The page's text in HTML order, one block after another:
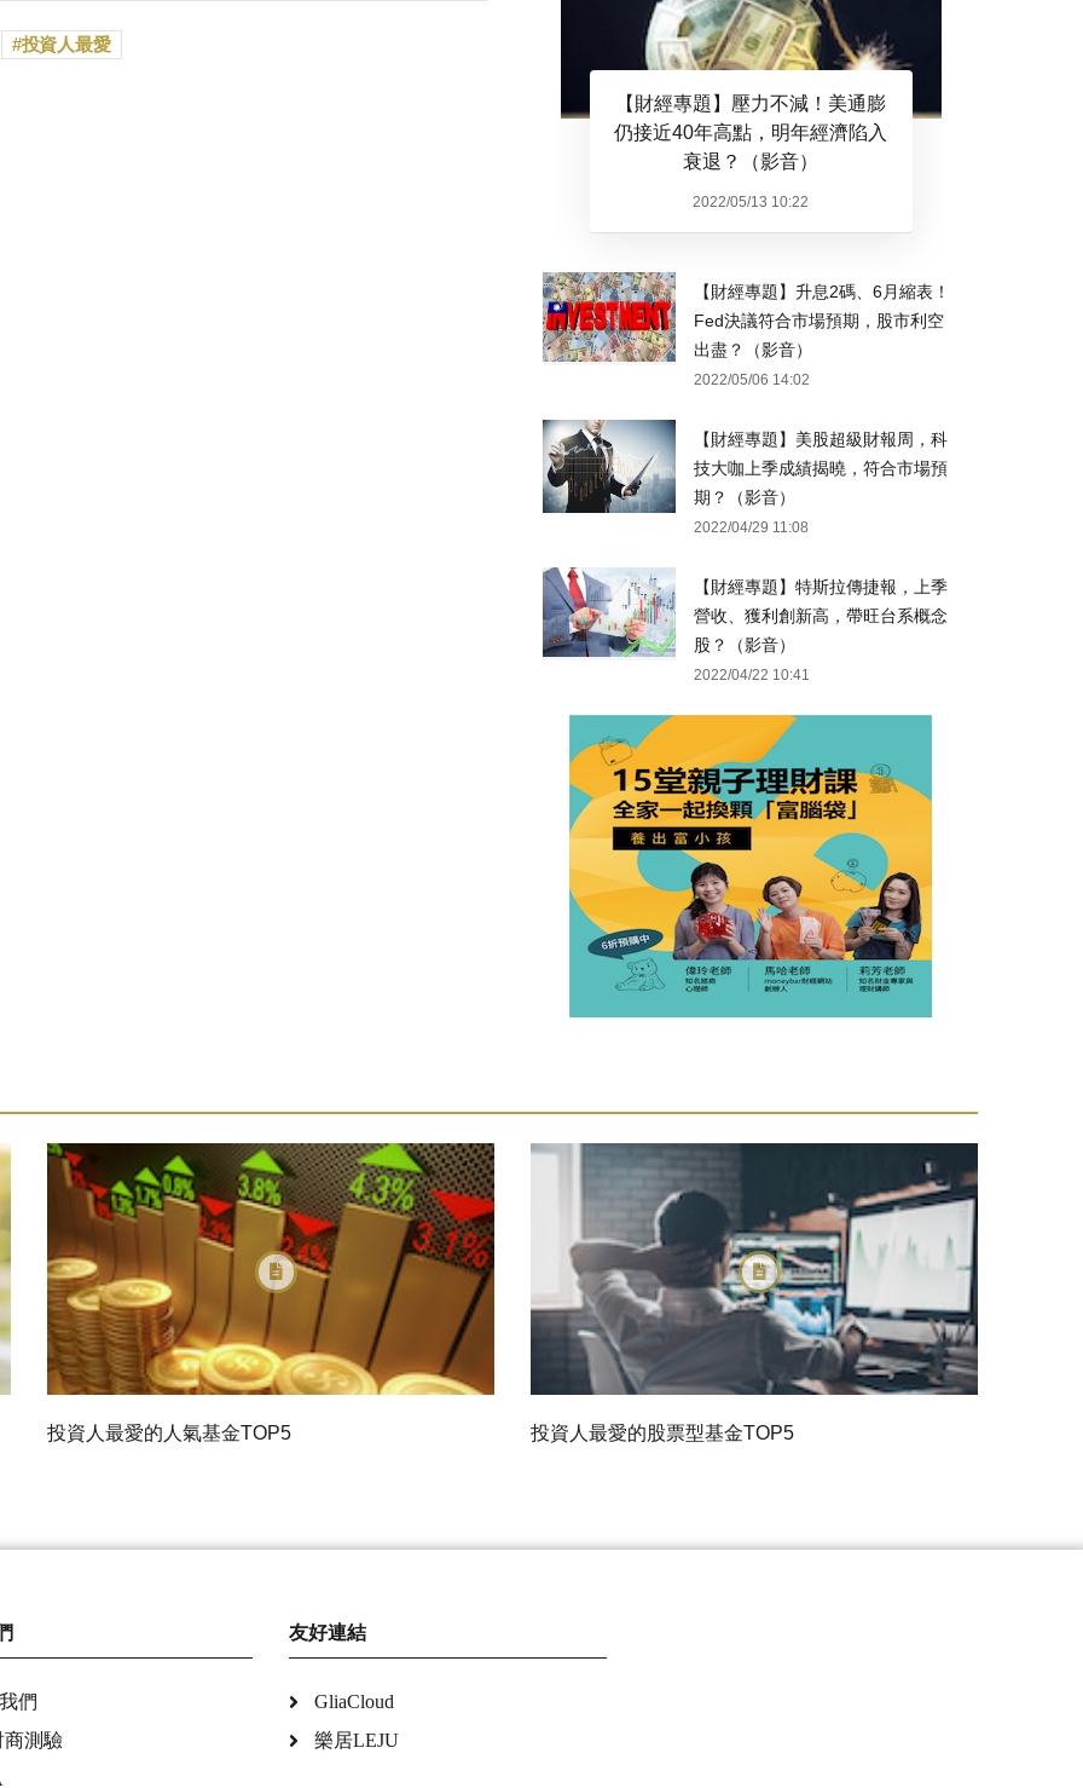
投資人最愛
【財經專題】壓力不減！美通膨
仍接近40年高點，明年經濟陷入
衰退？（影音）
2022/05/13 10:22
【財經專題】升息2碼、6月縮表！
Fed決議符合市場預期，股市利空
出盡？（影音）
2022/05/06 14:02
【財經專題】美股超級財報周，科
技大咖上季成績揭曉，符合市場預
期？（影音）
2022/04/29 11:08
【財經專題】特斯拉傳捷報，上季
營收、獲利創新高，帶旺台系概念
股？（影音）
2022/04/22 10:41
投資人最愛的人氣基金TOP5 投資人最愛的股票型基金TOP5
們
商測驗
友好連結
GliaCloud
樂居LEJU